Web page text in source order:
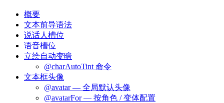
概要
文本前导语法
说话人槽位
语音槽位
立绘自动变暗
@charAutoTint 命令
文本框头像
@avatar — 全局默认头像
@avatarFor — 按角色 / 变体配置